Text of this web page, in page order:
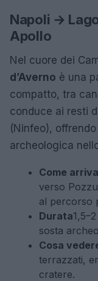
Napoli →
Apollo
Nel cuore dei
d’Averno è una
compatto, tra
conduce ai resti
(Ninfeo),
archeologica
Come
verso
al percorso
Durata
sosta
Cosa
terrazzati,
cratere.